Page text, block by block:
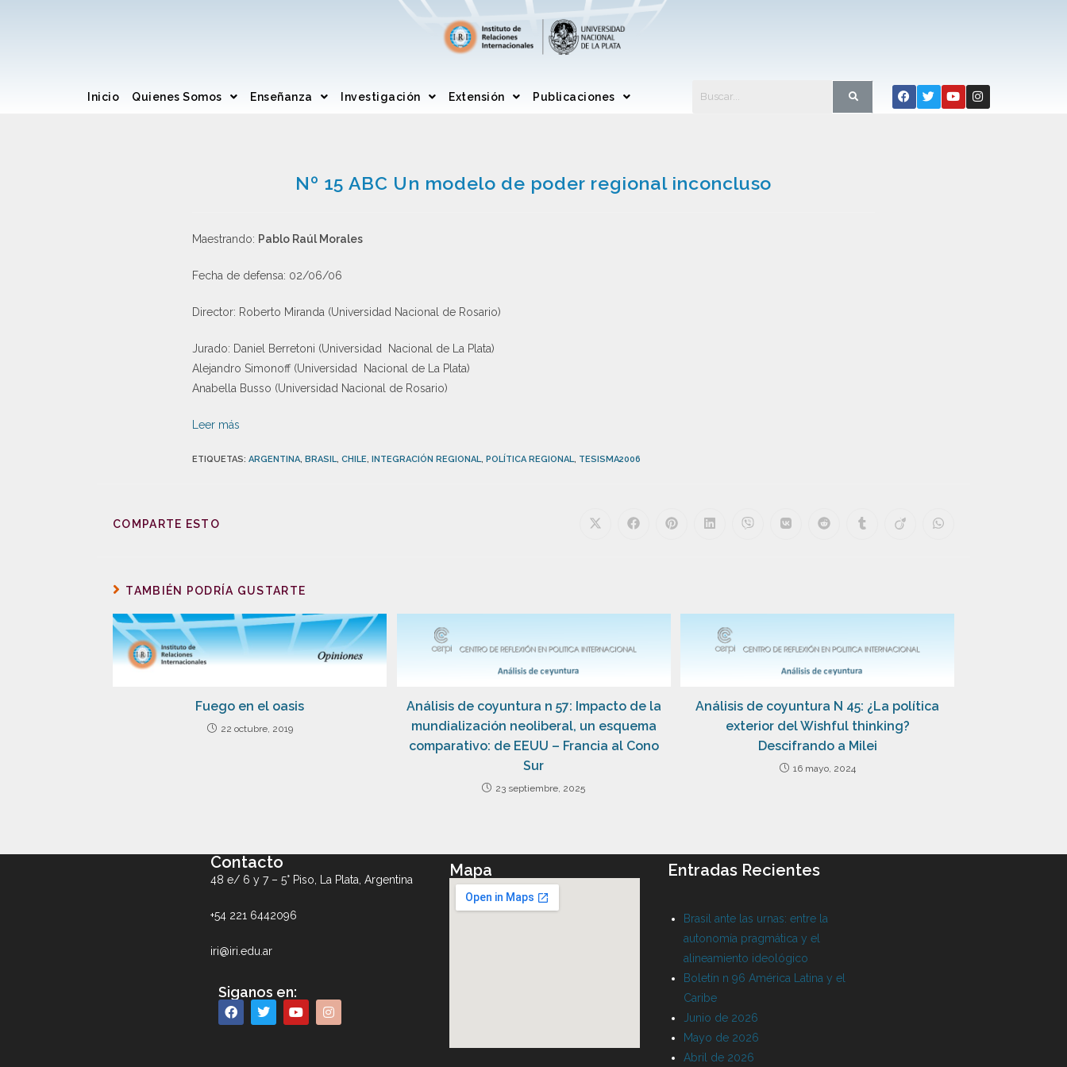
Inicio Quienes Somos Enseñanza Investigación Extensión Publicaciones
Nº 15 ABC Un modelo de poder regional inconcluso
Maestrando: Pablo Raúl Morales
Fecha de defensa: 02/06/06
Director: Roberto Miranda (Universidad Nacional de Rosario)
Jurado: Daniel Berretoni (Universidad Nacional de La Plata)
Alejandro Simonoff (Universidad Nacional de La Plata)
Anabella Busso (Universidad Nacional de Rosario)
Leer más
ETIQUETAS: ARGENTINA, BRASIL, CHILE, INTEGRACIÓN REGIONAL, POLÍTICA REGIONAL, TESISMA2006
COMPARTE ESTO
TAMBIÉN PODRÍA GUSTARTE
Fuego en el oasis
22 octubre, 2019
Análisis de coyuntura n 57: Impacto de la
mundialización neoliberal, un esquema
comparativo: de EEUU – Francia al Cono
Sur
23 septiembre, 2025
Análisis de coyuntura N 45: ¿La política
exterior del Wishful thinking?
Descifrando a Milei
16 mayo, 2024
Contacto
48 e/ 6 y 7 – 5° Piso, La Plata, Argentina
+54 221 6442096
iri@iri.edu.ar
Siganos en:
Mapa Entradas Recientes
Brasil ante las urnas: entre la
autonomía pragmática y el
alineamiento ideológico
Boletín n 96 América Latina y el
Caribe
Junio de 2026
Mayo de 2026
Abril de 2026